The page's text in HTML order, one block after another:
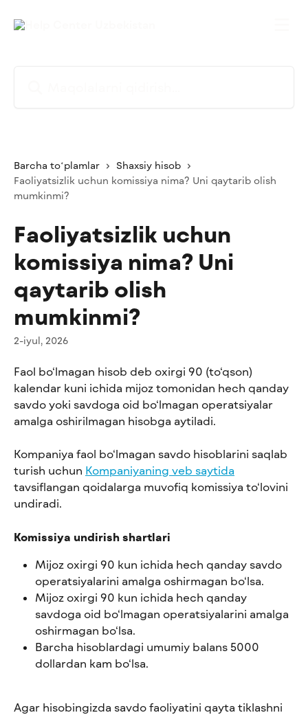
Barcha toʻplamlar
Shaxsiy hisob
Faoliyatsizlik uchun komissiya nima? Uni qaytarib olish
mumkinmi?
Faoliyatsizlik uchun
komissiya nima? Uni
qaytarib olish
mumkinmi?
2-iyul, 2026
Faol bo‘lmagan hisob deb oxirgi 90 (to‘qson)
kalendar kuni ichida mijoz tomonidan hech qanday
savdo yoki savdoga oid bo‘lmagan operatsiyalar
amalga oshirilmagan hisobga aytiladi.
Kompaniya faol bo‘lmagan savdo hisoblarini saqlab
turish uchun Kompaniyaning veb saytida
tavsiflangan qoidalarga muvofiq komissiya to‘lovini
undiradi.
Komissiya undirish shartlari
Mijoz oxirgi 90 kun ichida hech qanday savdo
operatsiyalarini amalga oshirmagan bo‘lsa.
Mijoz oxirgi 90 kun ichida hech qanday
savdoga oid bo‘lmagan operatsiyalarini amalga
oshirmagan bo‘lsa.
Barcha hisoblardagi umumiy balans 5000
dollardan kam bo‘lsa.
Agar hisobingizda savdo faoliyatini qayta tiklashni